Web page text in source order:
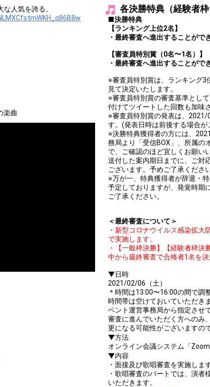
人気を誇る。
楽曲
各決勝特典（経験者枠
■決勝特典
【ランキング上位2名】
・最終審査へ進出することがで
【審査員特別賞（0名〜1名）】
・最終審査へ進出することがで
※審査員特別賞は、ランキング3
見て決定いたします。
※審査員特別賞の審査基準とし
付けてツイートした回数も加味
※審査員特別賞の発表は、2021/
す。(発表日時は前後する場合が
※決勝特典獲得者の方には、
務局より「受信BOX」、所属の
で、ご確認のほど宜しくお願い
送付した案内期日までに、ご対
ございます。予めご了承ください
※万が一、特典獲得者が辞退・
予定しておりますが、発覚時期
ご了承ください。
＜最終審査について＞
・新型コロナウイルス感染拡
で実施します。
・【一般枠決勝】【経験者枠
中から最終審査で合格者1名を決
▼日時
2021/02/06（土）
＊時間は13:00〜16:00の間で調
時間帯は空けておいていただき
ベント運営事務局から指定させ
審査に進んでいただく方へのみ
更になる可能性がございますの
▼方法
オンライン会議システム「Zoom
▼内容
・面接及び歌唱審査を実施します
・歌唱審査のパートでは、演
いただきます。